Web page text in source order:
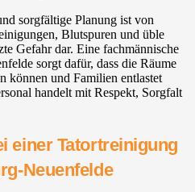
sorgfältige Planung ist von
Blutspuren und üble
Gefahr dar. Eine fachmännische
sorgt dafür, dass die Räume
können und Familien entlastet
handelt mit Respekt, Sorgfalt
einer Tatortreinigung
Neuenfelde